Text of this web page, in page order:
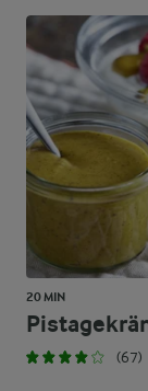
20 MIN
(67)